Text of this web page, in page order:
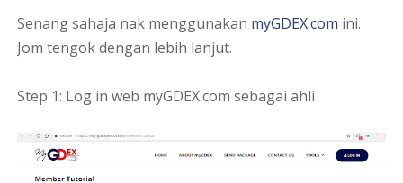
Senang sahaja nak menggunakan myGDEX.com ini.
Jom tengok dengan lebih lanjut.
Step 1: Log in web myGDEX.com sebagai ahli